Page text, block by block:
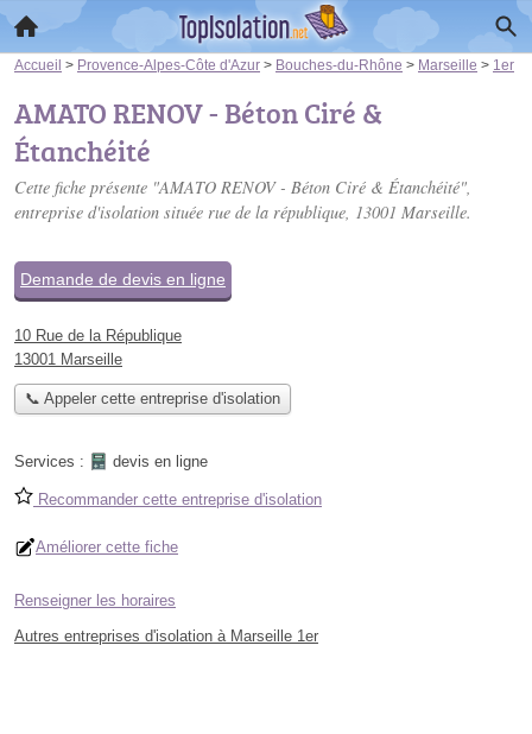
Accueil > Provence-Alpes-Côte d'Azur > Bouches-du-Rhône > Marseille > 1er
AMATO RENOV - Béton Ciré &
Étanchéité
Cette fiche présente "AMATO RENOV - Béton Ciré & Étanchéité",
entreprise d'isolation située rue de la république, 13001 Marseille.
Demande de devis en ligne
10 Rue de la République
13001 Marseille
📞 Appeler cette entreprise d'isolation
Services : devis en ligne
Recommander cette entreprise d'isolation
Améliorer cette fiche
Renseigner les horaires
Autres entreprises d'isolation à Marseille 1er